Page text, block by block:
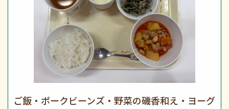
ご飯・ポークビーンズ・野菜の磯香和え・ヨーグ